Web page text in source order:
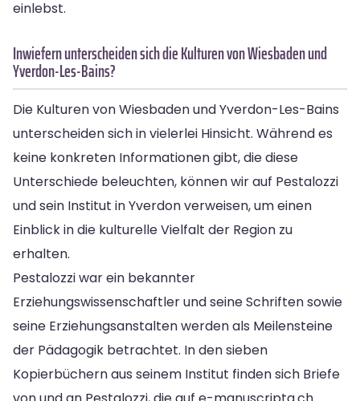
einlebst.
Inwiefern unterscheiden sich die Kulturen von Wiesbaden und
Yverdon-Les-Bains?
Die Kulturen von Wiesbaden und Yverdon-Les-Bains
unterscheiden sich in vielerlei Hinsicht. Während es
keine konkreten Informationen gibt, die diese
Unterschiede beleuchten, können wir auf Pestalozzi
und sein Institut in Yverdon verweisen, um einen
Einblick in die kulturelle Vielfalt der Region zu
erhalten.
Pestalozzi war ein bekannter
Erziehungswissenschaftler und seine Schriften sowie
seine Erziehungsanstalten werden als Meilensteine
der Pädagogik betrachtet. In den sieben
Kopierbüchern aus seinem Institut finden sich Briefe